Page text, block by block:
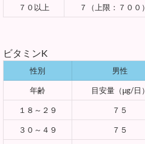
７０以上 ７（上限：７００）
ビタミンK
性別 男性
年齢 目安量（μg/日）
１８～２９ ７５
３０～４９ ７５